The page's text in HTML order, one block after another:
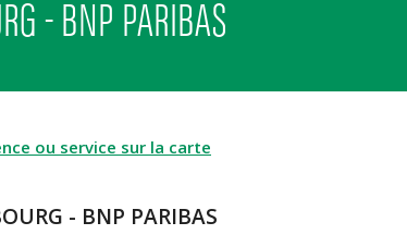
- BNP PARIBAS
ou service sur la carte
- BNP PARIBAS